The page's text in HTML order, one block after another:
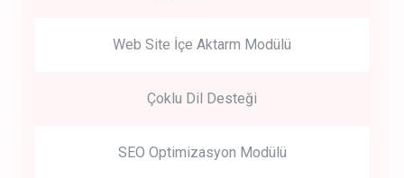
Web Site İçe Aktarm Modülü
Çoklu Dil Desteği
SEO Optimizasyon Modülü